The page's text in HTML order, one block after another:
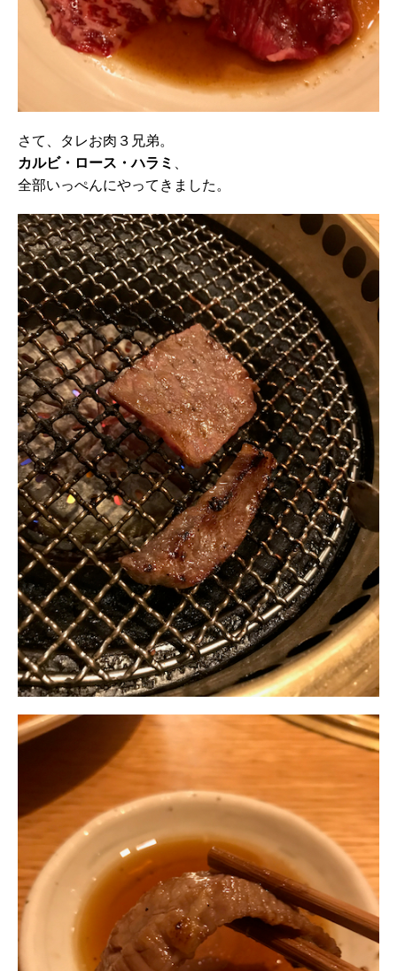
さて、タレお肉３兄弟。
カルビ・ロース・ハラミ
全部いっぺんにやってきました。